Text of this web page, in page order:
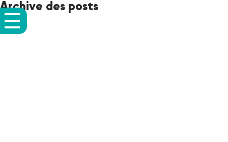
Archive des posts